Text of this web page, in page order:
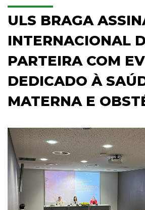
ULS BRAGA
INTERNACIONAL
PARTEIRA COM
DEDICADO À
MATERNA E